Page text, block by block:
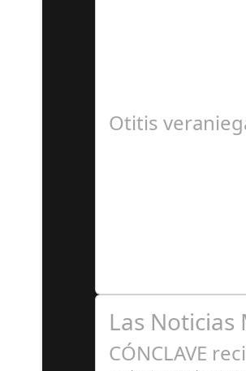
Otitis
Las Noticias
CÓNCLAVE